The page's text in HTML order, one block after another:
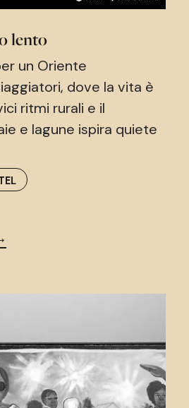
lento
un Oriente
dove la vita è
ritmi rurali e il
e lagune ispira quiete